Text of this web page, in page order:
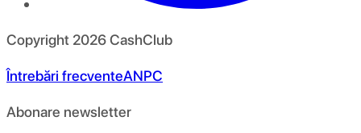
Copyright 2026CashClub
Întrebări frecventeANPC
Abonare newsletter